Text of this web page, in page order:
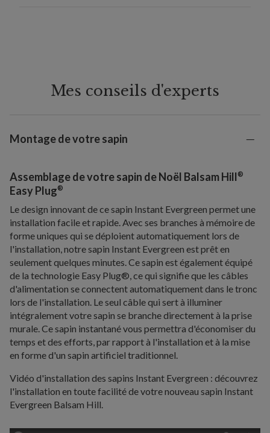
Mes conseils d'experts
Montage de votre sapin
Assemblage de votre sapin de Noël Balsam Hill®
Easy Plug®
Le design innovant de ce sapin Instant Evergreen permet une
installation facile et rapide. Avec ses branches à mémoire de
forme uniques qui se déploient automatiquement lors de
l'installation, notre sapin Instant Evergreen est prêt en
seulement quelques minutes. Ce sapin est également équipé
de la technologie Easy Plug®, ce qui signifie que les câbles
d'alimentation se connectent automatiquement dans le tronc
lors de l'installation. Le seul câble qui sert à illuminer
intégralement votre sapin se branche directement à la prise
murale. Ce sapin instantané vous permettra d'économiser du
temps et des efforts, par rapport à l'installation et à la mise
en forme d'un sapin artificiel traditionnel.
Vidéo d'installation des sapins Instant Evergreen : découvrez
l'installation en toute facilité de votre nouveau sapin Instant
Evergreen Balsam Hill.